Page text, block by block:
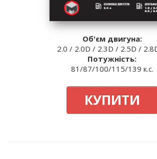
Об'єм двигуна:
2.0 / 2.0D / 2.3D / 2.5D /
Потужність:
81/87/100/115/139 к.с.
КУПИТИ